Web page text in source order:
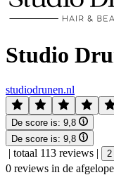
Studio
studiodrunen.nl
De score is: 9,8
De score is: 9,8
| totaal 113 reviews |
0 reviews in de